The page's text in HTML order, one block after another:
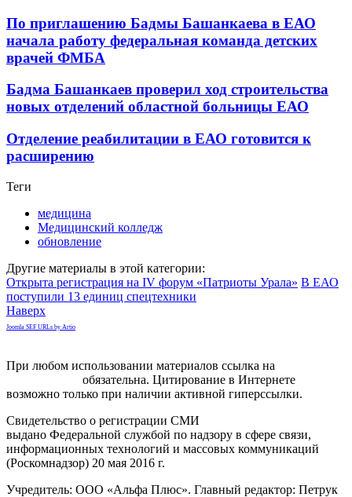
По приглашению Бадмы Башанкаева в ЕАО
начала работу федеральная команда детских
врачей ФМБА
Бадма Башанкаев проверил ход строительства
новых отделений областной больницы ЕАО
Отделение реабилитации в ЕАО готовится к
расширению
Теги
медицина
Медицинский колледж
обновление
Другие материалы в этой категории:
Открыта регистрация на IV форум «Патриоты Урала» В ЕАО
поступили 13 единиц спецтехники
Наверх
Joomla SEF URLs by Artio
При любом использовании материалов ссылка на
обязательна. Цитирование в Интернете
возможно только при наличии активной гиперссылки.
Свидетельство о регистрации СМИ
выдано Федеральной службой по надзору в сфере связи,
информационных технологий и массовых коммуникаций
(Роскомнадзор) 20 мая 2016 г.
Учредитель: ООО «Альфа Плюс». Главный редактор: Петрук